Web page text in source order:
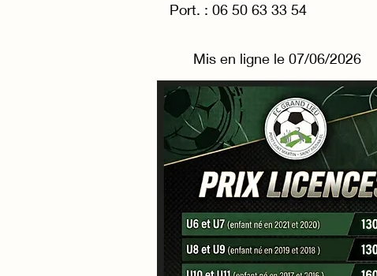
Port. : 06 50 63 33 54
Mis en ligne le 07/06/2026